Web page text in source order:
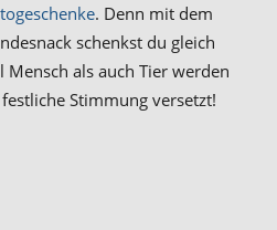
. Denn mit dem
schenkst du gleich
als auch Tier werden
Stimmung versetzt!